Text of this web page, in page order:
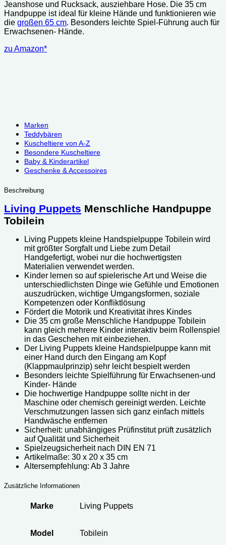
Jeanshose und Rucksack, ausziehbare Hose. Die 35 cm
Handpuppe ist ideal für kleine Hände und funktionieren wie
die großen 65 cm. Besonders leichte Spiel-Führung auch für
Erwachsenen- Hände.
zu Amazon*
Marken
Teddybären
Kuscheltiere von A-Z
Besondere Kuscheltiere
Baby & Kinderartikel
Geschenke & Accessoires
Beschreibung
Living Puppets Menschliche Handpuppe
Tobilein
Living Puppets kleine Handspielpuppe Tobilein wird
mit größter Sorgfalt und Liebe zum Detail
Handgefertigt, wobei nur die hochwertigsten
Materialien verwendet werden.
Kinder lernen so auf spielerische Art und Weise die
unterschiedlichsten Dinge wie Gefühle und Emotionen
auszudrücken, wichtige Umgangsformen, soziale
Kompetenzen oder Konfliktlösung
Fördert die Motorik und Kreativität ihres Kindes
Die 35 cm große Menschliche Handpuppe Tobilein
kann gleich mehrere Kinder interaktiv beim Rollenspiel
in das Geschehen mit einbeziehen.
Der Living Puppets kleine Handspielpuppe kann mit
einer Hand durch den Eingang am Kopf
(Klappmaulprinzip) sehr leicht bespielt werden
Besonders leichte Spielführung für Erwachsenen-und
Kinder- Hände
Die hochwertige Handpuppe sollte nicht in der
Maschine oder chemisch gereinigt werden. Leichte
Verschmutzungen lassen sich ganz einfach mittels
Handwäsche entfernen
Sicherheit: unabhängiges Prüfinstitut prüft zusätzlich
auf Qualität und Sicherheit
Spielzeugsicherheit nach DIN EN 71
Artikelmaße: 30 x 20 x 35 cm
Altersempfehlung: Ab 3 Jahre
Zusätzliche Informationen
Marke Living Puppets
Model Tobilein